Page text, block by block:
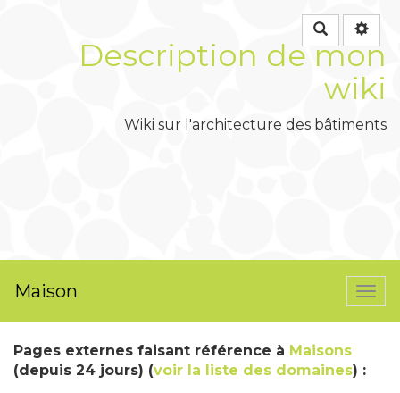
Rechercher
Description de mon
wiki
Wiki sur l'architecture des bâtiments
Maison
Pages externes faisant référence à Maisons
(depuis 24 jours) (voir la liste des domaines) :